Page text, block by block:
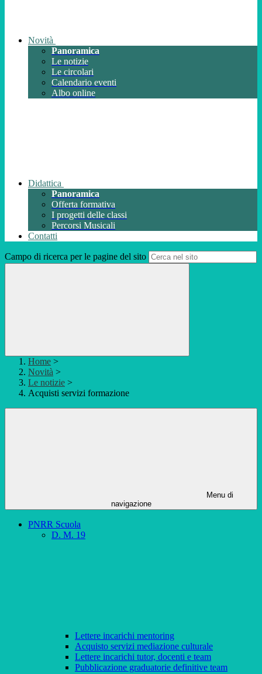
Novità
Panoramica
Le notizie
Le circolari
Calendario eventi
Albo online
Didattica
Panoramica
Offerta formativa
I progetti delle classi
Percorsi Musicali
Contatti
Campo di ricerca per le pagine del sito
Home >
Novità >
Le notizie >
Acquisti servizi formazione
Menu di
navigazione
PNRR Scuola
D. M. 19
Lettere incarichi mentoring
Acquisto servizi mediazione culturale
Lettere incarichi tutor, docenti e team
Pubblicazione graduatorie definitive team